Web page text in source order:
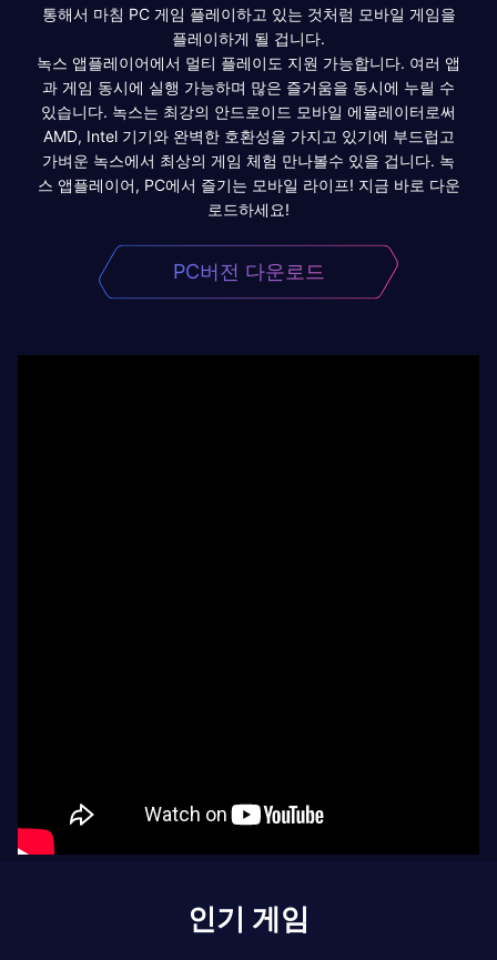
통해서 마침 PC 게임 플레이하고 있는 것처럼 모바일 게임을
플레이하게 될 겁니다.
녹스 앱플레이어에서 멀티 플레이도 지원 가능합니다. 여러 앱
과 게임 동시에 실행 가능하며 많은 즐거움을 동시에 누릴 수
있습니다. 녹스는 최강의 안드로이드 모바일 에뮬레이터로써
AMD, Intel 기기와 완벽한 호환성을 가지고 있기에 부드럽고
가벼운 녹스에서 최상의 게임 체험 만나볼수 있을 겁니다. 녹
스 앱플레이어, PC에서 즐기는 모바일 라이프! 지금 바로 다운
로드하세요!
PC버전 다운로드
인기 게임